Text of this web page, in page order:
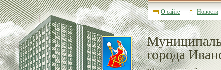
города
О сайте Новости